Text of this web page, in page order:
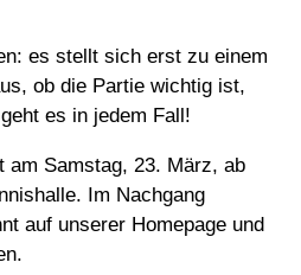
es stellt sich erst zu einem
ob die Partie wichtig ist,
es in jedem Fall!
am Samstag, 23. März, ab
Im Nachgang
auf unserer Homepage und